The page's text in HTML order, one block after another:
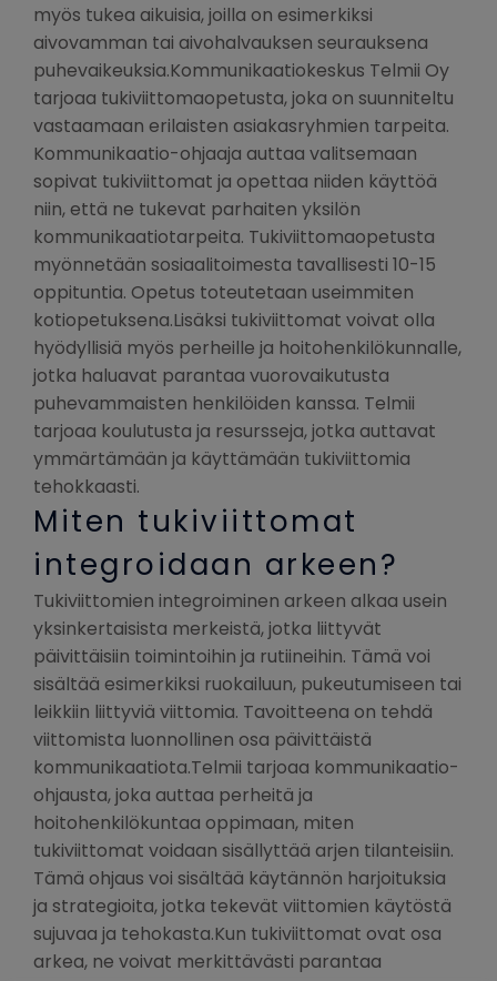
myös tukea aikuisia, joilla on esimerkiksi
aivovamman tai aivohalvauksen seurauksena
puhevaikeuksia.Kommunikaatiokeskus Telmii Oy
tarjoaa tukiviittomaopetusta, joka on suunniteltu
vastaamaan erilaisten asiakasryhmien tarpeita.
Kommunikaatio-ohjaaja auttaa valitsemaan
sopivat tukiviittomat ja opettaa niiden käyttöä
niin, että ne tukevat parhaiten yksilön
kommunikaatiotarpeita. Tukiviittomaopetusta
myönnetään sosiaalitoimesta tavallisesti 10-15
oppituntia. Opetus toteutetaan useimmiten
kotiopetuksena.Lisäksi tukiviittomat voivat olla
hyödyllisiä myös perheille ja hoitohenkilökunnalle,
jotka haluavat parantaa vuorovaikutusta
puhevammaisten henkilöiden kanssa. Telmii
tarjoaa koulutusta ja resursseja, jotka auttavat
ymmärtämään ja käyttämään tukiviittomia
tehokkaasti.
Miten tukiviittomat
integroidaan arkeen?
Tukiviittomien integroiminen arkeen alkaa usein
yksinkertaisista merkeistä, jotka liittyvät
päivittäisiin toimintoihin ja rutiineihin. Tämä voi
sisältää esimerkiksi ruokailuun, pukeutumiseen tai
leikkiin liittyviä viittomia. Tavoitteena on tehdä
viittomista luonnollinen osa päivittäistä
kommunikaatiota.Telmii tarjoaa kommunikaatio-
ohjausta, joka auttaa perheitä ja
hoitohenkilökuntaa oppimaan, miten
tukiviittomat voidaan sisällyttää arjen tilanteisiin.
Tämä ohjaus voi sisältää käytännön harjoituksia
ja strategioita, jotka tekevät viittomien käytöstä
sujuvaa ja tehokasta.Kun tukiviittomat ovat osa
arkea, ne voivat merkittävästi parantaa